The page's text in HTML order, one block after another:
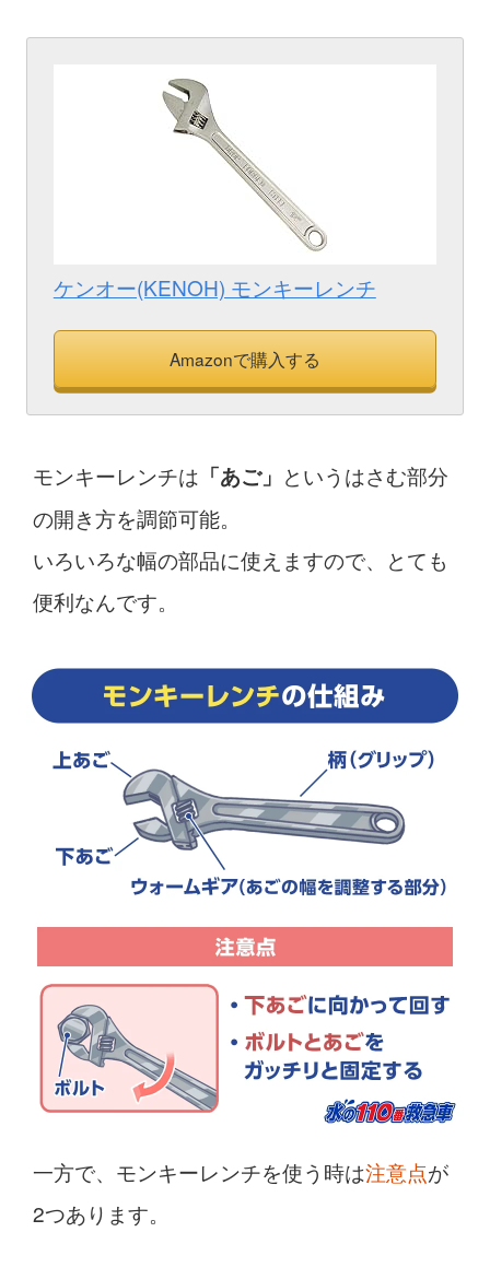
ケンオー(KENOH) モンキーレンチ
Amazonで購入する
モンキーレンチは 「あご」 というはさむ部分
の開き方を調節可能。
いろいろな幅の部品に使えますので、とても
便利なんです。
一方で、モンキーレンチを使う時は注意点が
2つあります。